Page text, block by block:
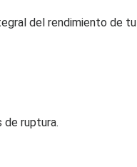
del rendimiento de
de ruptura.